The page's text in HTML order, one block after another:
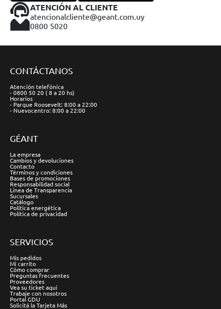
ATENCIÓN AL CLIENTE
atencionalcliente@geant.com.uy
0800 5020
CONTÁCTANOS
Atención telefónica
- 0800 50 20 ( 8 a 20 hs)
Horarios
- Parque Roosevelt: 8:00 a 22:00
- Nuevocentro: 8:00 a 22:00
GÉANT
La empresa
Cambios y devoluciones
Contacto
Términos y condiciones
Bases de promociones
Responsabilidad social
Línea de Transparencia
Sucursales
Catálogo
Política energética
Política de privacidad
SERVICIOS
Mis pedidos
Mi carrito
Cómo comprar
Preguntas frecuentes
Proveedores
Vea su ticket aquí
Trabaje con nosotros
Portal GDU
Solicitá la Tarjeta Más